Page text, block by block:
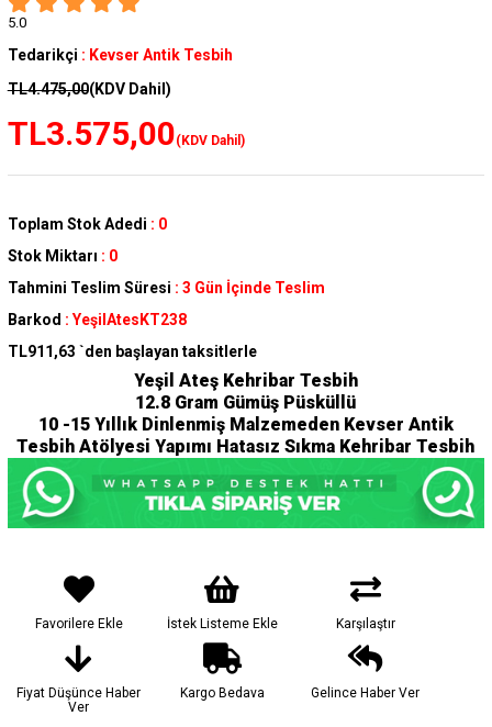
5.0
Tedarikçi : Kevser Antik Tesbih
TL4.475,00(KDV Dahil)
TL3.575,00(KDV Dahil)
Toplam Stok Adedi : 0
Stok Miktarı : 0
Tahmini Teslim Süresi : 3 Gün İçinde Teslim
Barkod : YeşilAtesKT238
TL911,63 `den başlayan taksitlerle
Yeşil Ateş Kehribar Tesbih
12.8 Gram Gümüş Püsküllü
10 -15 Yıllık Dinlenmiş Malzemeden Kevser Antik
Tesbih Atölyesi Yapımı Hatasız Sıkma Kehribar Tesbih
Favorilere Ekle İstek Listeme Ekle Karşılaştır
Fiyat Düşünce Haber
Ver
Kargo Bedava Gelince Haber Ver